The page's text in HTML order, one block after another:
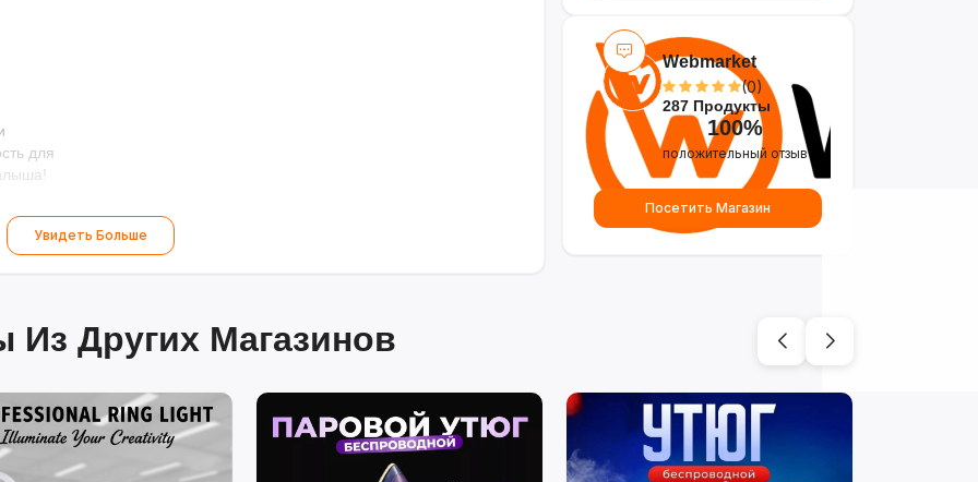
для
Увидеть Больше
Webmarket
(0)
287 Продукты
100%
положительный отзыв
Посетить Магазин
Других Магазинов